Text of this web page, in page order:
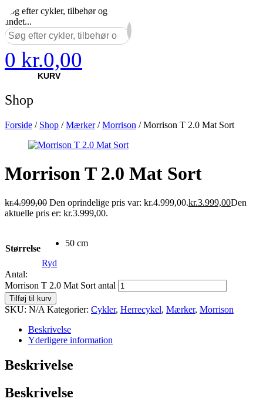
Søg efter cykler, tilbehør og
andet...
0 kr.0,00
KURV
Shop
Forside / Shop /Mærker/Morrison / Morrison T 2.0 Mat Sort
Morrison T 2.0 Mat Sort
kr.4.999,00 Den oprindelige pris var: kr.4.999,00.kr.3.999,00Den
aktuelle pris er: kr.3.999,00.
Størrelse
50 cm
Ryd
Antal:
Morrison T 2.0 Mat Sort antal
Tilføj til kurv
SKU: N/A Kategorier: Cykler, Herrecykel, Mærker, Morrison
Beskrivelse
Yderligere information
Beskrivelse
Beskrivelse